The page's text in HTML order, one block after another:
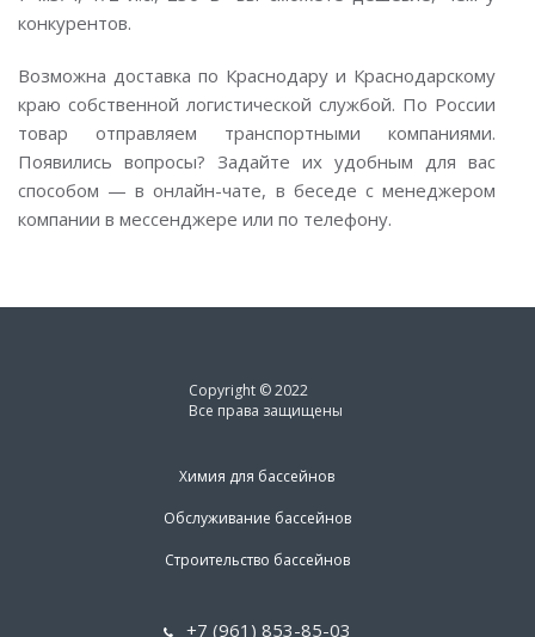
конкурентов.
Возможна доставка по Краснодару и Краснодарскому
краю собственной логистической службой. По России
товар отправляем транспортными компаниями.
Появились вопросы? Задайте их удобным для вас
способом — в онлайн-чате, в беседе с менеджером
компании в мессенджере или по телефону.
Copyright © 2022
Все права защищены
Химия для бассейнов
Обслуживание бассейнов
Строительство бассейнов
+7 (961) 853-85-03